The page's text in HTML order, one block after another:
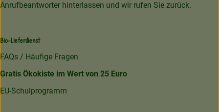
Anrufbeantworter hinterlassen und wir rufen Sie zurück.
Bio-Lieferdienst
FAQs / Häufige Fragen
Gratis Ökokiste im Wert von 25 Euro
EU-Schulprogramm